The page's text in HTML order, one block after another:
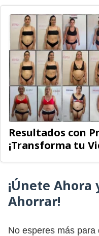
Resultados con
¡Transforma tu
¡Únete Ahora
Ahorrar!
No esperes más